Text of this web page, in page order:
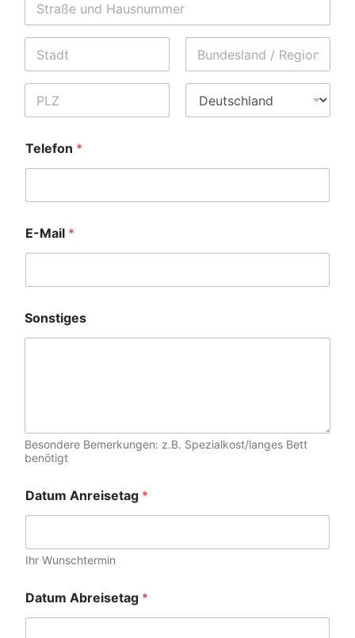
Region
Telefon *
E-Mail *
Sonstiges
Besondere Bemerkungen: z.B. Spezialkost/langes Bett
benötigt
Datum Anreisetag *
Ihr Wunschtermin
Datum Abreisetag *